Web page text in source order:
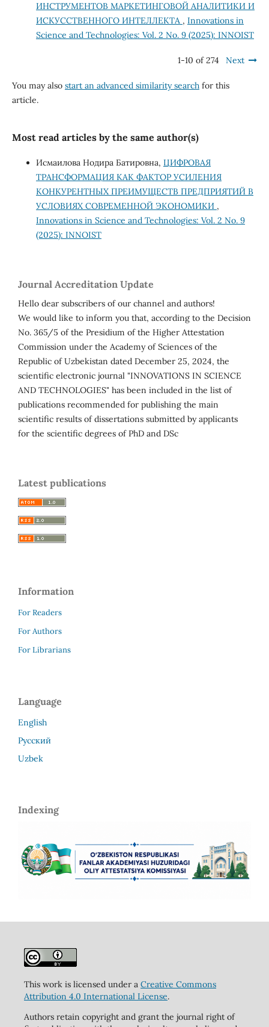
ИНСТРУМЕНТОВ МАРКЕТИНГОВОЙ АНАЛИТИКИ И
ИСКУССТВЕННОГО ИНТЕЛЛЕКТА , Innovations in
Science and Technologies: Vol. 2 No. 9 (2025): INNOIST
1-10 of 274 Next
You may also start an advanced similarity searchfor this
article.
Most read articles by the same author(s)
Исмаилова Нодира Батировна, ЦИФРОВАЯ
ТРАНСФОРМАЦИЯ КАК ФАКТОР УСИЛЕНИЯ
КОНКУРЕНТНЫХ ПРЕИМУЩЕСТВ ПРЕДПРИЯТИЙ В
УСЛОВИЯХ СОВРЕМЕННОЙ ЭКОНОМИКИ ,
Innovations in Science and Technologies: Vol. 2 No. 9
(2025): INNOIST
Journal Accreditation Update
Hello dear subscribers of our channel and authors!
We would like to inform you that, according to the Decision
No. 365/5 of the Presidium of the Higher Attestation
Commission under the Academy of Sciences of the
Republic of Uzbekistan dated December 25, 2024, the
scientific electronic journal "INNOVATIONS IN SCIENCE
AND TECHNOLOGIES" has been included in the list of
publications recommended for publishing the main
scientific results of dissertations submitted by applicants
for the scientific degrees of PhD and DSc
Latest publications
Information
For Readers
For Authors
For Librarians
Language
English
Русский
Uzbek
Indexing
This work is licensed under a Creative Commons
Attribution 4.0 International License.
Authors retain copyright and grant the journal right of